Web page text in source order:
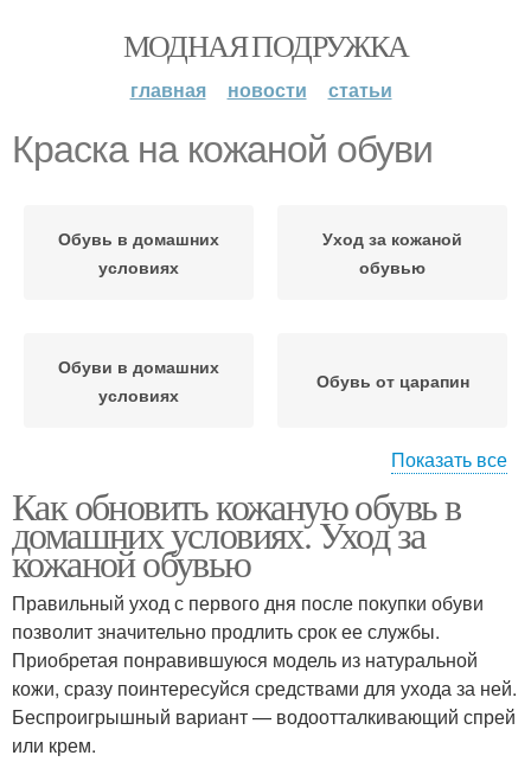
МОДНАЯ ПОДРУЖКА
главная новости статьи
Краска на кожаной обуви
Обувь в домашних
условиях
Уход за кожаной
обувью
Обуви в домашних
условиях
Обувь от царапин
Царапины с кожаной
обуви
Кожаная обувь
Нос на обуви
Обувь от различных
типов
Показать все
Как обновить кожаную обувь в
домашних условиях. Уход за
кожаной обувью
Правильный уход с первого дня после покупки обуви
позволит значительно продлить срок ее службы.
Приобретая понравившуюся модель из натуральной
кожи, сразу поинтересуйся средствами для ухода за ней.
Беспроигрышный вариант — водоотталкивающий спрей
или крем.